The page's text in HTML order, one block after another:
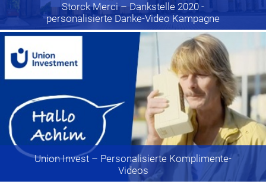
Storck Merci– Dankstelle 2020 -
personalisierte Danke-Video Kampagne
Union Invest – Personalisierte Komplimente-
Videos